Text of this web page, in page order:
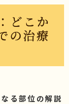
どこか
の治療
る部位の解説